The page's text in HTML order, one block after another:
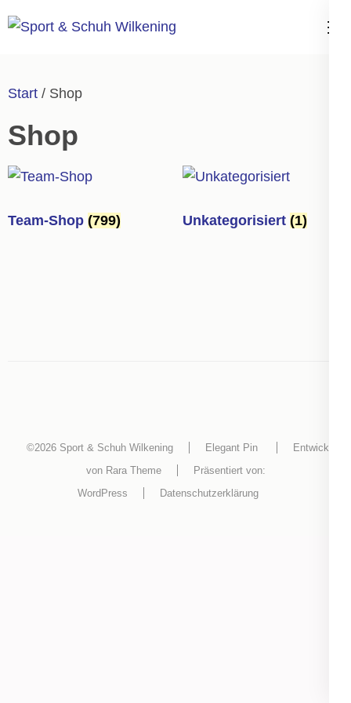
Inhalt
drücken)
Start / Shop
Shop
Team-Shop (799) Unkategorisiert (1)
©2026 Sport & Schuh Wilkening Elegant Pin
Entwickelt
von Rara Theme
Präsentiert von:
WordPress
Datenschutzerklärung